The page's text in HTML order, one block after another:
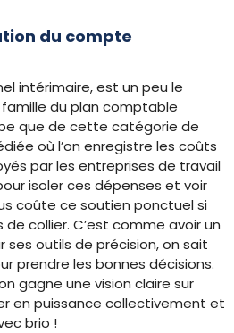
du compte
intérimaire, est un peu le
du plan comptable
que de cette catégorie de
où l’on enregistre les coûts
par les entreprises de travail
isoler ces dépenses et voir
coûte ce soutien ponctuel si
collier. C’est comme avoir un
ses outils de précision, on sait
prendre les bonnes décisions.
gagne une vision claire sur
en puissance collectivement et
brio !